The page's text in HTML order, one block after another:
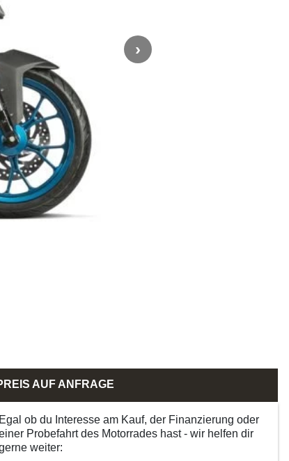
AUF ANFRAGE
Egal ob du Interesse am Kauf, der Finanzierung oder
Probefahrt des Motorrades hast - wir helfen dir
weiter: